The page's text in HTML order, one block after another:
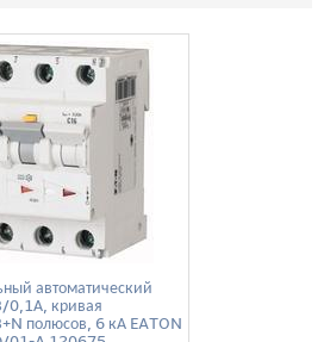
автоматический
0,1А, кривая
полюсов, 6 кА EATON